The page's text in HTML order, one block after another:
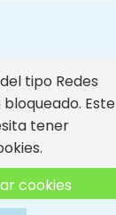
tipo Redes
bloqueado. Este
tener
cookies